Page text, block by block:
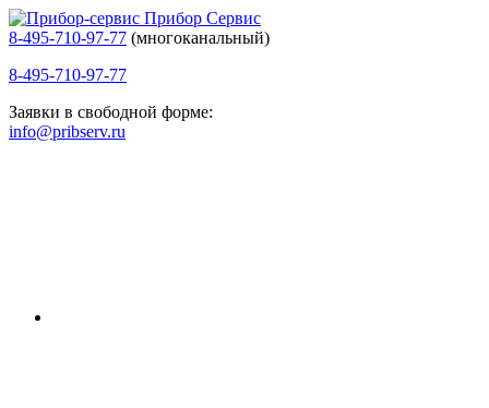
Прибор Сервис
8-495-710-97-77 (многоканальный)
8-495-710-97-77
Заявки в свободной форме:
info@pribserv.ru